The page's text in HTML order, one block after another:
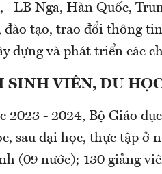
LB Nga, Hàn Quốc,
đào tạo, trao đổi thông
dựng và phát triển các
SINH VIÊN, DU
2023 - 2024, Bộ Giáo
sau đại học, thực tập ở
(09 nước); 130 giảng